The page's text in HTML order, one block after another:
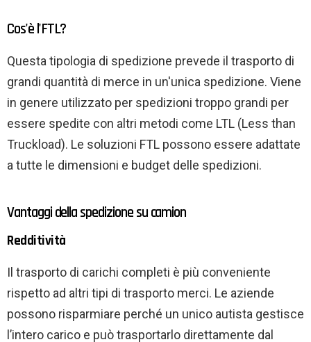
Cos'è l'FTL?
Questa tipologia di spedizione prevede il trasporto di
grandi quantità di merce in un'unica spedizione. Viene
in genere utilizzato per spedizioni troppo grandi per
essere spedite con altri metodi come LTL (Less than
Truckload). Le soluzioni FTL possono essere adattate
a tutte le dimensioni e budget delle spedizioni.
Vantaggi della spedizione su camion
Redditività
Il trasporto di carichi completi è più conveniente
rispetto ad altri tipi di trasporto merci. Le aziende
possono risparmiare perché un unico autista gestisce
l’intero carico e può trasportarlo direttamente dal